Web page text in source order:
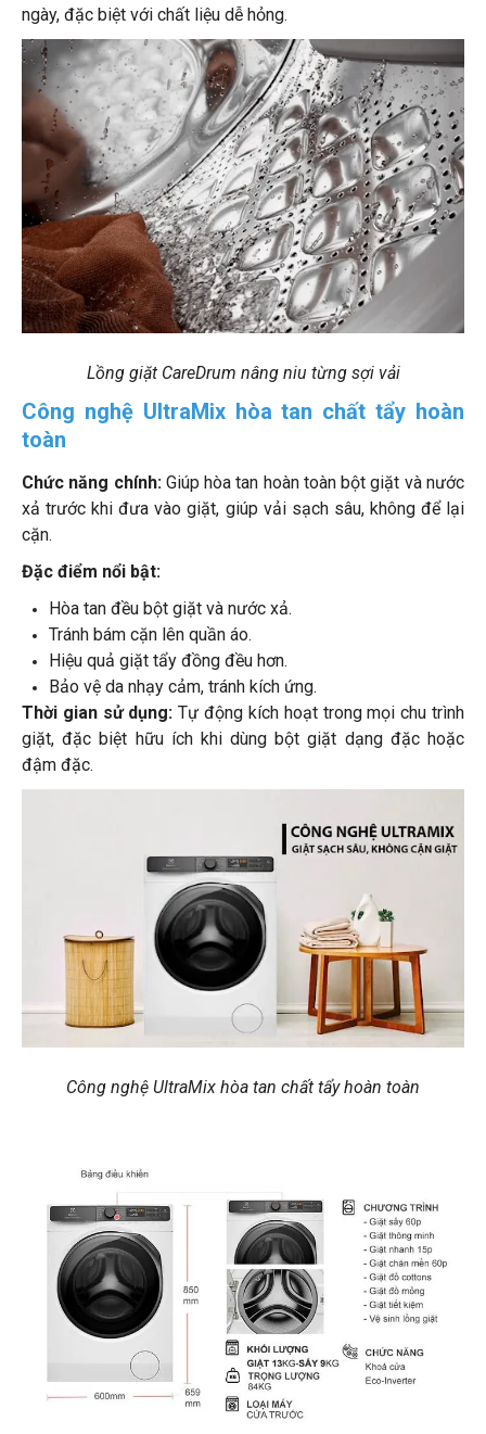
ngày, đặc biệt với chất liệu dễ hỏng.
Lồng giặt CareDrum nâng niu từng sợi vải
Công nghệ UltraMix hòa tan chất tẩy hoàn
toàn
Chức năng chính:Giúp hòa tan hoàn toàn bột giặt và nước
xả trước khi đưa vào giặt, giúp vải sạch sâu, không để lại
cặn.
Đặc điểm nổi bật:
Hòa tan đều bột giặt và nước xả.
Tránh bám cặn lên quần áo.
Hiệu quả giặt tẩy đồng đều hơn.
Bảo vệ da nhạy cảm, tránh kích ứng.
Thời gian sử dụng: Tự động kích hoạt trong mọi chu trình
giặt, đặc biệt hữu ích khi dùng bột giặt dạng đặc hoặc
đậm đặc.
Công nghệ UltraMix hòa tan chất tẩy hoàn toàn